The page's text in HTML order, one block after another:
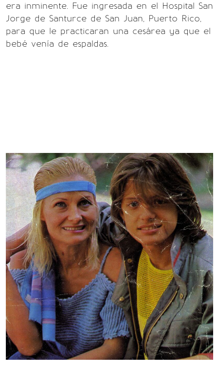
era inminente. Fue ingresada en el Hospital San
Jorge de Santurce de San Juan, Puerto Rico,
para que le practicaran una cesárea ya que el
bebé venía de espaldas.